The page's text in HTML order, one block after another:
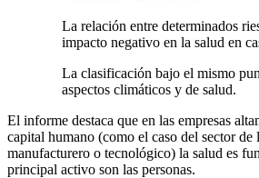
La relación entre determinados
impacto negativo en la salud en
La clasificación bajo el mismo
aspectos climáticos y de salud.
El informe destaca que en las empresas
capital humano (como el caso del sector de
manufacturero o tecnológico) la salud es
principal activo son las personas.